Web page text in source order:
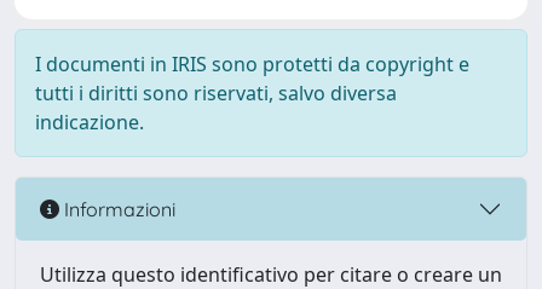
I documenti in IRIS sono protetti da copyright e
tutti i diritti sono riservati, salvo diversa
indicazione.
Informazioni
Utilizza questo identificativo per citare o creare un